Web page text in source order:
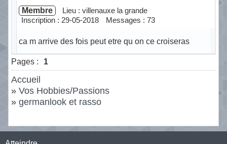
Membre
Lieu : villenauxe la grande
Inscription : 29-05-2018
Messages : 73
ca m arrive des fois peut etre qu on ce croiseras
Hors ligne
Pages : 1
Accueil
» Vos Hobbies/Passions
» germanlook et rasso